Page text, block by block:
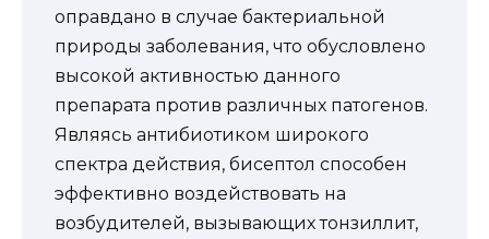
оправдано в случае бактериальной
природы заболевания, что обусловлено
высокой активностью данного
препарата против различных патогенов.
Являясь антибиотиком широкого
спектра действия, бисептол способен
эффективно воздействовать на
возбудителей, вызывающих тонзиллит,